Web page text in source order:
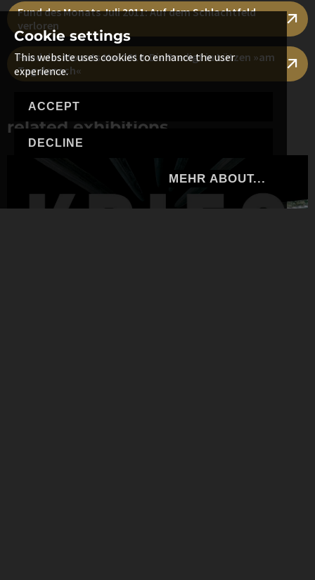
Fund des Monats Juli 2011: Auf dem Schlachtfeld
verloren
Fund des Monats Mai 2016: Die Predigt in Lützen »am
Tag danach«
related exhibitions
Cookie settings
This website uses cookies to enhance the user
experience.
MEHR ABOUT...
ACCEPT
DECLINE